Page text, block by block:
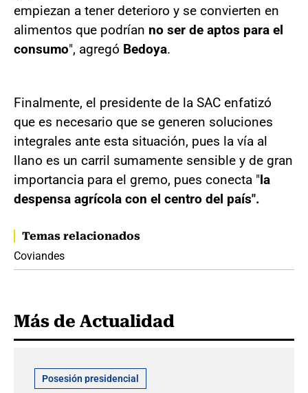
empiezan a tener deterioro y se convierten en
alimentos que podrían no ser de aptos para el
consumo", agregó Bedoya.
Finalmente, el presidente de la SAC enfatizó
que es necesario que se generen soluciones
integrales ante esta situación, pues la vía al
llano es un carril sumamente sensible y de gran
importancia para el gremo, pues conecta "la
despensa agrícola con el centro del país".
Temas relacionados
Coviandes
Más de Actualidad
Posesión presidencial